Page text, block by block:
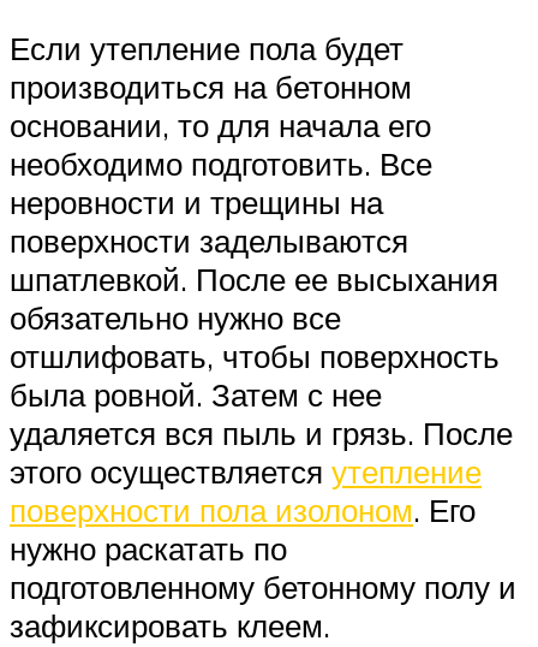
Если утепление пола будет
производиться на бетонном
основании, то для начала его
необходимо подготовить. Все
неровности и трещины на
поверхности заделываются
шпатлевкой. После ее высыхания
обязательно нужно все
отшлифовать, чтобы поверхность
была ровной. Затем с нее
удаляется вся пыль и грязь. После
этого осуществляется утепление
поверхности пола изолоном. Его
нужно раскатать по
подготовленному бетонному полу и
зафиксировать клеем.